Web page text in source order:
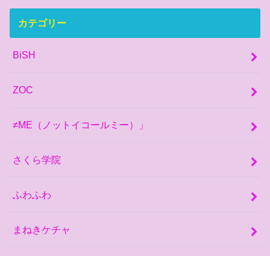
カテゴリー
BiSH
ZOC
≠ME（ノットイコールミー）」
さくら学院
ふわふわ
まねきケチャ